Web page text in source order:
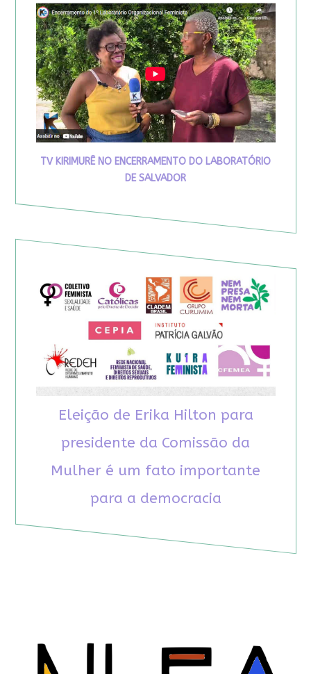
TV KIRIMURÊ NO ENCERRAMENTO DO LABORATÓRIO
DE SALVADOR
Eleição de Erika Hilton para
presidente da Comissão da
Mulher é um fato importante
para a democracia